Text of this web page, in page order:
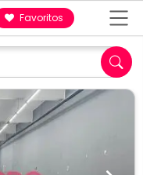
Favoritos